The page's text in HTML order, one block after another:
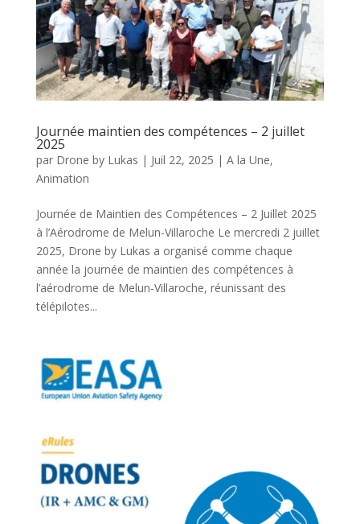
Journée maintien des compétences – 2 juillet
2025
par Drone by Lukas | Juil 22, 2025 | A la Une,
Animation
Journée de Maintien des Compétences – 2 Juillet 2025
à l’Aérodrome de Melun-Villaroche Le mercredi 2 juillet
2025, Drone by Lukas a organisé comme chaque
année la journée de maintien des compétences à
l’aérodrome de Melun-Villaroche, réunissant des
télépilotes...